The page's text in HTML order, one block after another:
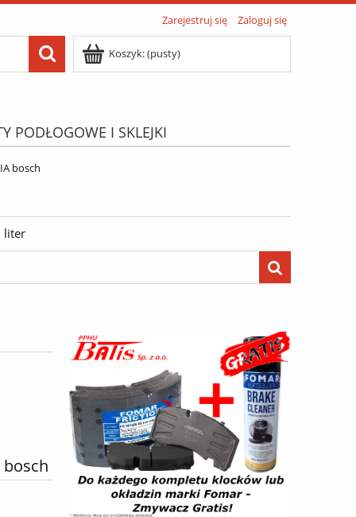
Zarejestruj się Zaloguj się
Koszyk:(pusty)
PODŁOGOWE I SKLEJKI
bosch
liter
bosch